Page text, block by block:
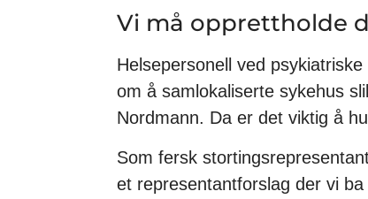
Vi må opprettholde
Helsepersonell ved
om å samlokaliserte sykehus
Nordmann. Da er det viktig å
Som fersk
et representantforslag der vi